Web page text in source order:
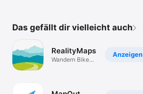
Das gefällt dir vielleicht auch
Anzeigen
RealityMaps
Wandern Bike